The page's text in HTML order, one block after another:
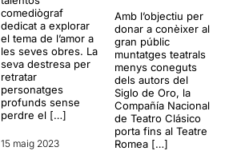
comediògraf
dedicat a explorar
el tema de l’amor a
les seves obres. La
seva destresa per
retratar
personatges
profunds sense
perdre el […]
15 maig 2023
Amb l’objectiu per
donar a conèixer al
gran públic
muntatges teatrals
menys coneguts
dels autors del
Siglo de Oro, la
Compañía Nacional
de Teatro Clásico
porta fins al Teatre
Romea […]